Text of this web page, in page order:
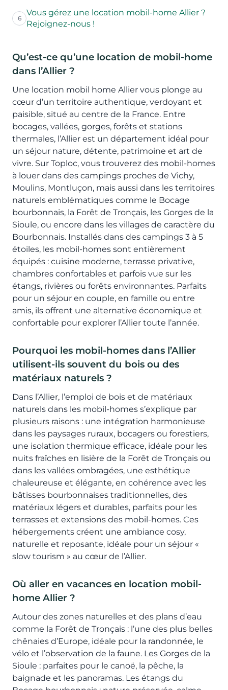
6
Vous gérez une location mobil-home Allier ?
Rejoignez-nous !
Qu’est-ce qu’une location de mobil-home
dans l’Allier ?
Une location mobil home Allier vous plonge au
cœur d’un territoire authentique, verdoyant et
paisible, situé au centre de la France. Entre
bocages, vallées, gorges, forêts et stations
thermales, l’Allier est un département idéal pour
un séjour nature, détente, patrimoine et art de
vivre. Sur Toploc, vous trouverez des mobil-homes
à louer dans des campings proches de Vichy,
Moulins, Montluçon, mais aussi dans les territoires
naturels emblématiques comme le Bocage
bourbonnais, la Forêt de Tronçais, les Gorges de la
Sioule, ou encore dans les villages de caractère du
Bourbonnais. Installés dans des campings 3 à 5
étoiles, les mobil-homes sont entièrement
équipés : cuisine moderne, terrasse privative,
chambres confortables et parfois vue sur les
étangs, rivières ou forêts environnantes. Parfaits
pour un séjour en couple, en famille ou entre
amis, ils offrent une alternative économique et
confortable pour explorer l’Allier toute l’année.
Pourquoi les mobil-homes dans l’Allier
utilisent-ils souvent du bois ou des
matériaux naturels ?
Dans l’Allier, l’emploi de bois et de matériaux
naturels dans les mobil-homes s’explique par
plusieurs raisons : une intégration harmonieuse
dans les paysages ruraux, bocagers ou forestiers,
une isolation thermique efficace, idéale pour les
nuits fraîches en lisière de la Forêt de Tronçais ou
dans les vallées ombragées, une esthétique
chaleureuse et élégante, en cohérence avec les
bâtisses bourbonnaises traditionnelles, des
matériaux légers et durables, parfaits pour les
terrasses et extensions des mobil-homes. Ces
hébergements créent une ambiance cosy,
naturelle et reposante, idéale pour un séjour «
slow tourism » au cœur de l’Allier.
Où aller en vacances en location mobil-
home Allier ?
Autour des zones naturelles et des plans d’eau
comme la Forêt de Tronçais : l’une des plus belles
chênaies d’Europe, idéale pour la randonnée, le
vélo et l’observation de la faune. Les Gorges de la
Sioule : parfaites pour le canoë, la pêche, la
baignade et les panoramas. Les étangs du